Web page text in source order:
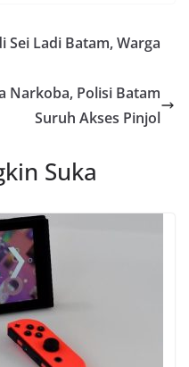
Sei Ladi Batam, Warga
Narkoba, Polisi Batam
Suruh Akses Pinjol
Suka